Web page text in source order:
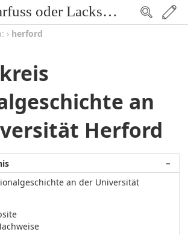
Barfuss oder Lackschuh
› herford
an
Herford
−
an der Universität